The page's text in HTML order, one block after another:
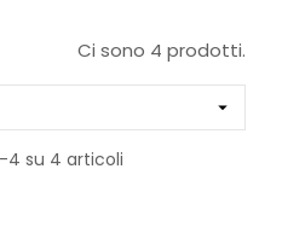
Ci sono 4 prodotti.

4 su 4 articoli